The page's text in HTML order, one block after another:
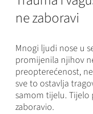
ne zaboravi
Mnogi ljudi nose u
promijenila njihov
preopterećenost,
sve to ostavlja
samom tijelu. Tijelo
zaboravio.